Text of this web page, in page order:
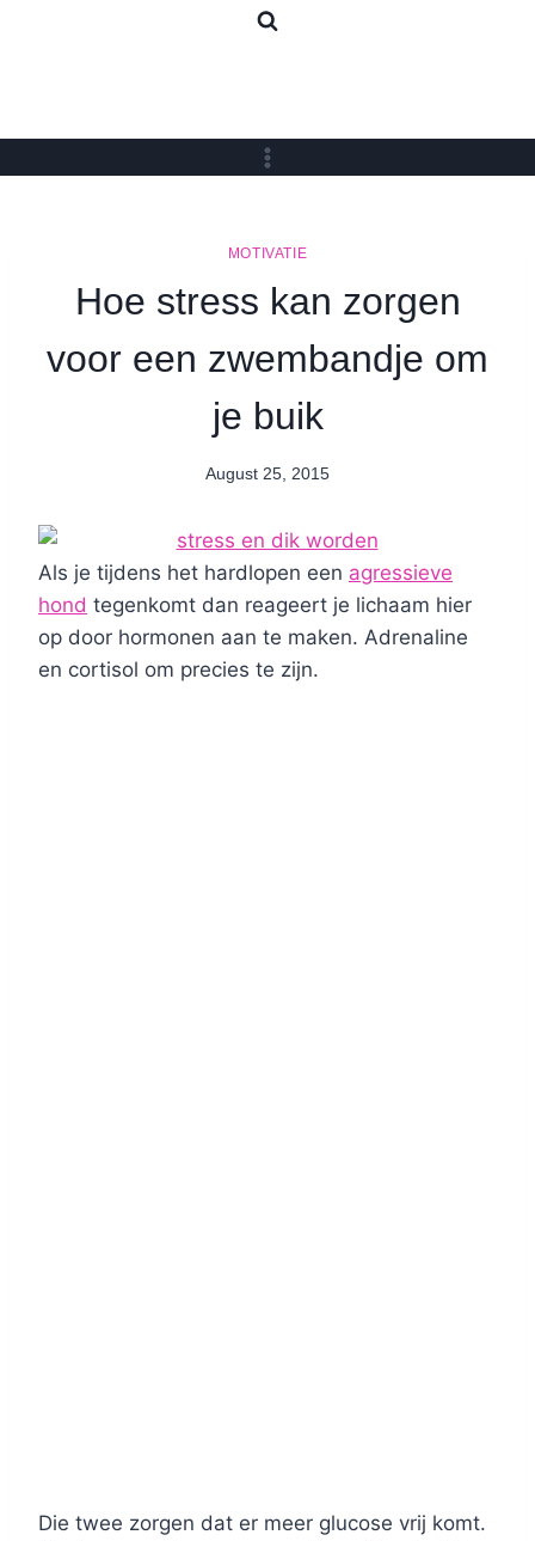
MOTIVATIE
Hoe stress kan zorgen
voor een zwembandje om
je buik
By
August 25, 2015
Als je tijdens het hardlopen een agressieve
hond tegenkomt dan reageert je lichaam hier
op door hormonen aan te maken. Adrenaline
en cortisol om precies te zijn.
Die twee zorgen dat er meer glucose vrij komt.